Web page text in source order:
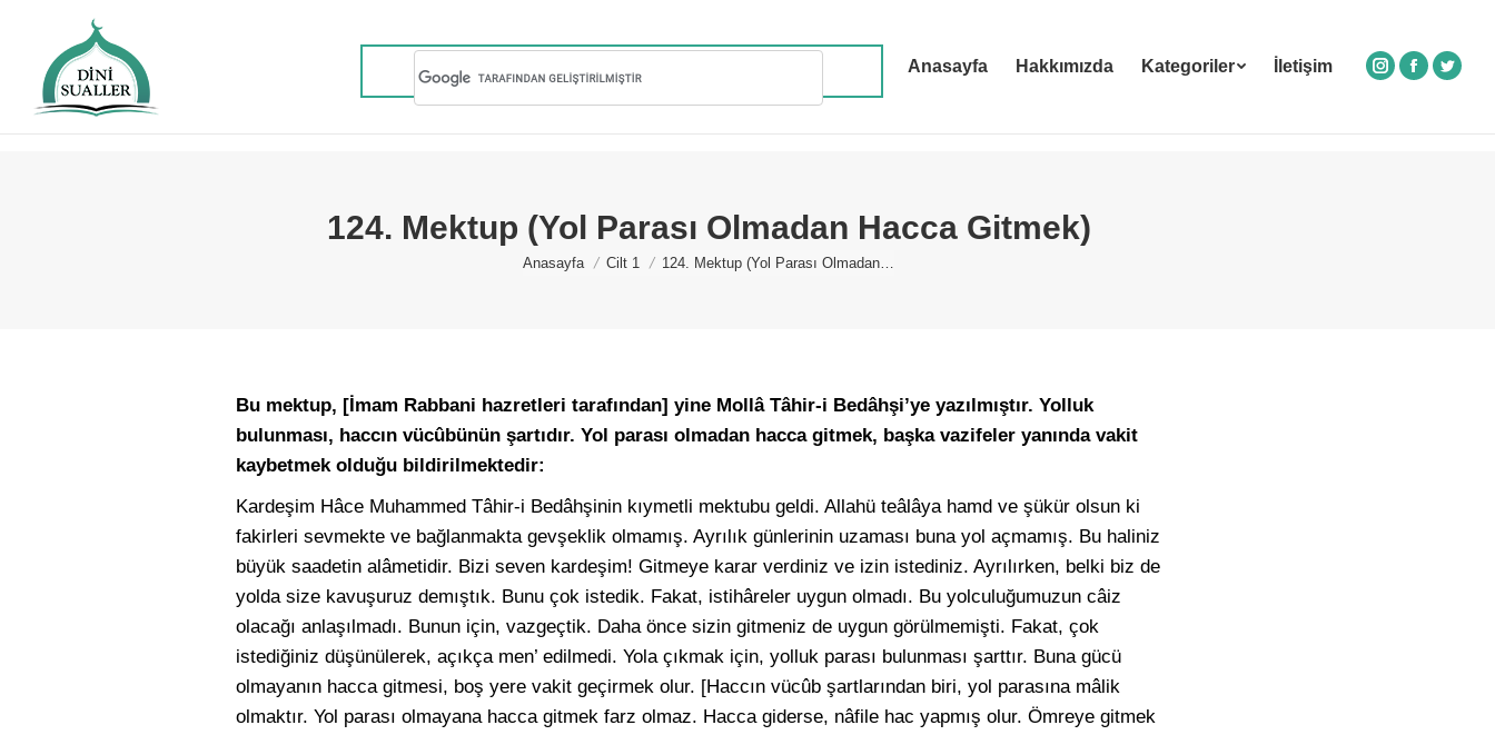
Anasayfa Hakkımızda Kategoriler İletişim
Instagram
Facebook
124. Mektup (Yol Parası Olmadan Hacca Gitmek)
You are here:
Anasayfa Cilt 1 124. Mektup (Yol Parası Olmadan…
Bu mektup, [İmam Rabbani hazretleri tarafından] yine Mollâ Tâhir-i Bedâhşi’ye yazılmıştır. Yolluk
bulunması, haccın vücûbünün şartıdır. Yol parası olmadan hacca gitmek, başka vazifeler yanında vakit
kaybetmek olduğu bildirilmektedir:
Kardeşim Hâce Muhammed Tâhir-i Bedâhşinin kıymetli mektubu geldi. Allahü teâlâya hamd ve şükür olsun ki
fakirleri sevmekte ve bağlanmakta gevşeklik olmamış. Ayrılık günlerinin uzaması buna yol açmamış. Bu haliniz
büyük saadetin alâmetidir. Bizi seven kardeşim! Gitmeye karar verdiniz ve izin istediniz. Ayrılırken, belki biz de
yolda size kavuşuruz demıştık. Bunu çok istedik. Fakat, istihâreler uygun olmadı. Bu yolculuğumuzun câiz
olacağı anlaşılmadı. Bunun için, vazgeçtik. Daha önce sizin gitmeniz de uygun görülmemişti. Fakat, çok
istediğiniz düşünülerek, açıkça men’ edilmedi. Yola çıkmak için, yolluk parası bulunması şarttır. Buna gücü
olmayanın hacca gitmesi, boş yere vakit geçirmek olur. [Haccın vücûb şartlarından biri, yol parasına mâlik
olmaktır. Yol parası olmayana hacca gitmek farz olmaz. Hacca giderse, nâfile hac yapmış olur. Ömreye gitmek